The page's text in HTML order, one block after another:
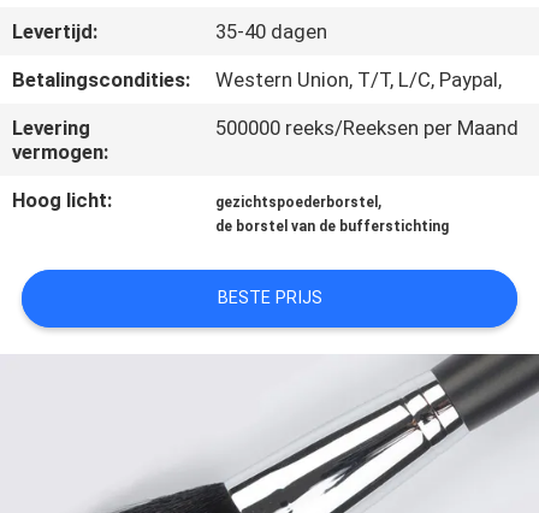
Levertijd:
35-40 dagen
Betalingscondities:
Western Union, T/T, L/C, Paypal,
Levering
vermogen:
500000 reeks/Reeksen per Maand
Hoog licht: gezichtspoederborstel ,
de borstel van de bufferstichting
BESTE PRIJS